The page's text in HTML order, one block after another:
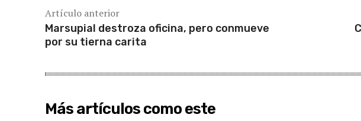
Artículo anterior
Marsupial destroza oficina, pero conmueve
por su tierna carita
Más artículos como este